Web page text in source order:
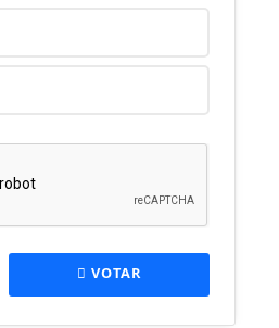
VOTAR